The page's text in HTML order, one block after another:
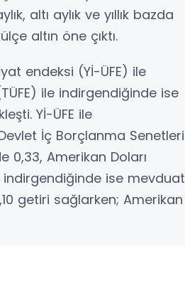
altı aylık ve yıllık bazda
altın öne çıktı.
endeksi (Yİ-ÜFE) ile
ile indirgendiğinde ise
Yİ-ÜFE ile
İç Borçlanma Senetleri
0,33, Amerikan Doları
indirgendiğinde ise mevduat
getiri sağlarken; Amerikan